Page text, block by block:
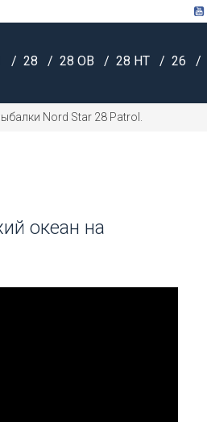
28 28 OB 28 HT 26
Nord Star 28 Patrol.
океан на